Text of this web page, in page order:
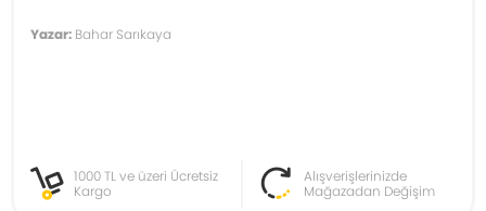
Yazar: Bahar Sarıkaya
1000 TL ve üzeri Ücretsiz
Kargo
Alışverişlerinizde
Mağazadan Değişim